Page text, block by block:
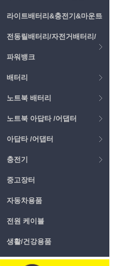
라이트배터리&충전기&마운트
전동릴배터리/자전거배터리/
파워뱅크
배터리
노트북 배터리
노트북 아답타 /어댑터
아답타 /어댑터
충전기
중고장터
자동차용품
전원 케이블
생활/건강용품